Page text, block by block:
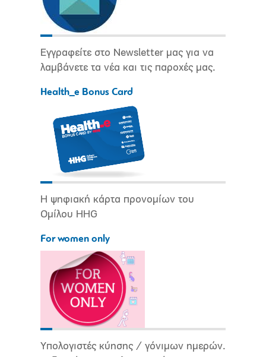
Εγγραφείτε στο Newsletter μας για να
λαμβάνετε τα νέα και τις παροχές μας.
Health_e Bonus Card
Η ψηφιακή κάρτα προνομίων του
Ομίλου HHG
For women only
Υπολογιστές κύησης / γόνιμων ημερών.